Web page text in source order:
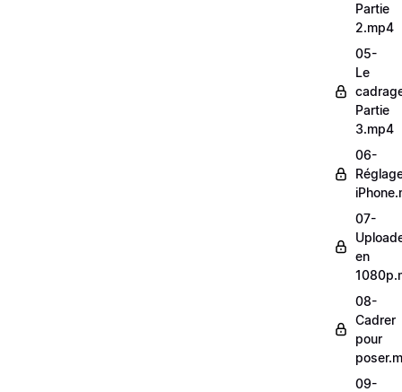
Partie
2.mp4
05-
Le
Partie
3.mp4
06-
07-
en
08-
Cadrer
pour
09-